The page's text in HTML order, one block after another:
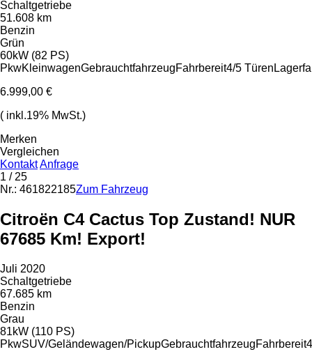
Schaltgetriebe
51.608 km
Benzin
Grün
60kW (82 PS)
PkwKleinwagenGebrauchtfahrzeugFahrbereit4/5 Türen
6.999,00 €
( inkl.19% MwSt.)
Merken
Vergleichen
KontaktAnfrage
1 / 25
Nr.: 461822185Zum Fahrzeug
Citroën C4 Cactus Top Zustand! NUR
67685 Km! Export!
Juli 2020
Schaltgetriebe
67.685 km
Benzin
Grau
81kW (110 PS)
PkwSUV/Geländewagen/PickupGebrauchtfahrzeugFahrbereit